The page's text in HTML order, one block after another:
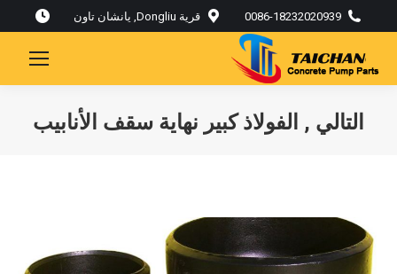
0086-18232020939 قرية Dongliu, يانشان تاون
التالي , الفولاذ كبير نهاية سقف الأنابيب